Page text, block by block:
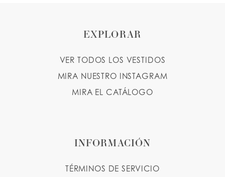
EXPLORAR
VER TODOS LOS VESTIDOS
MIRA NUESTRO INSTAGRAM
MIRA EL CATÁLOGO
INFORMACIÓN
TÉRMINOS DE SERVICIO